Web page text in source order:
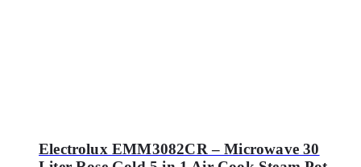
Electrolux EMM3082CR – Microwave 30